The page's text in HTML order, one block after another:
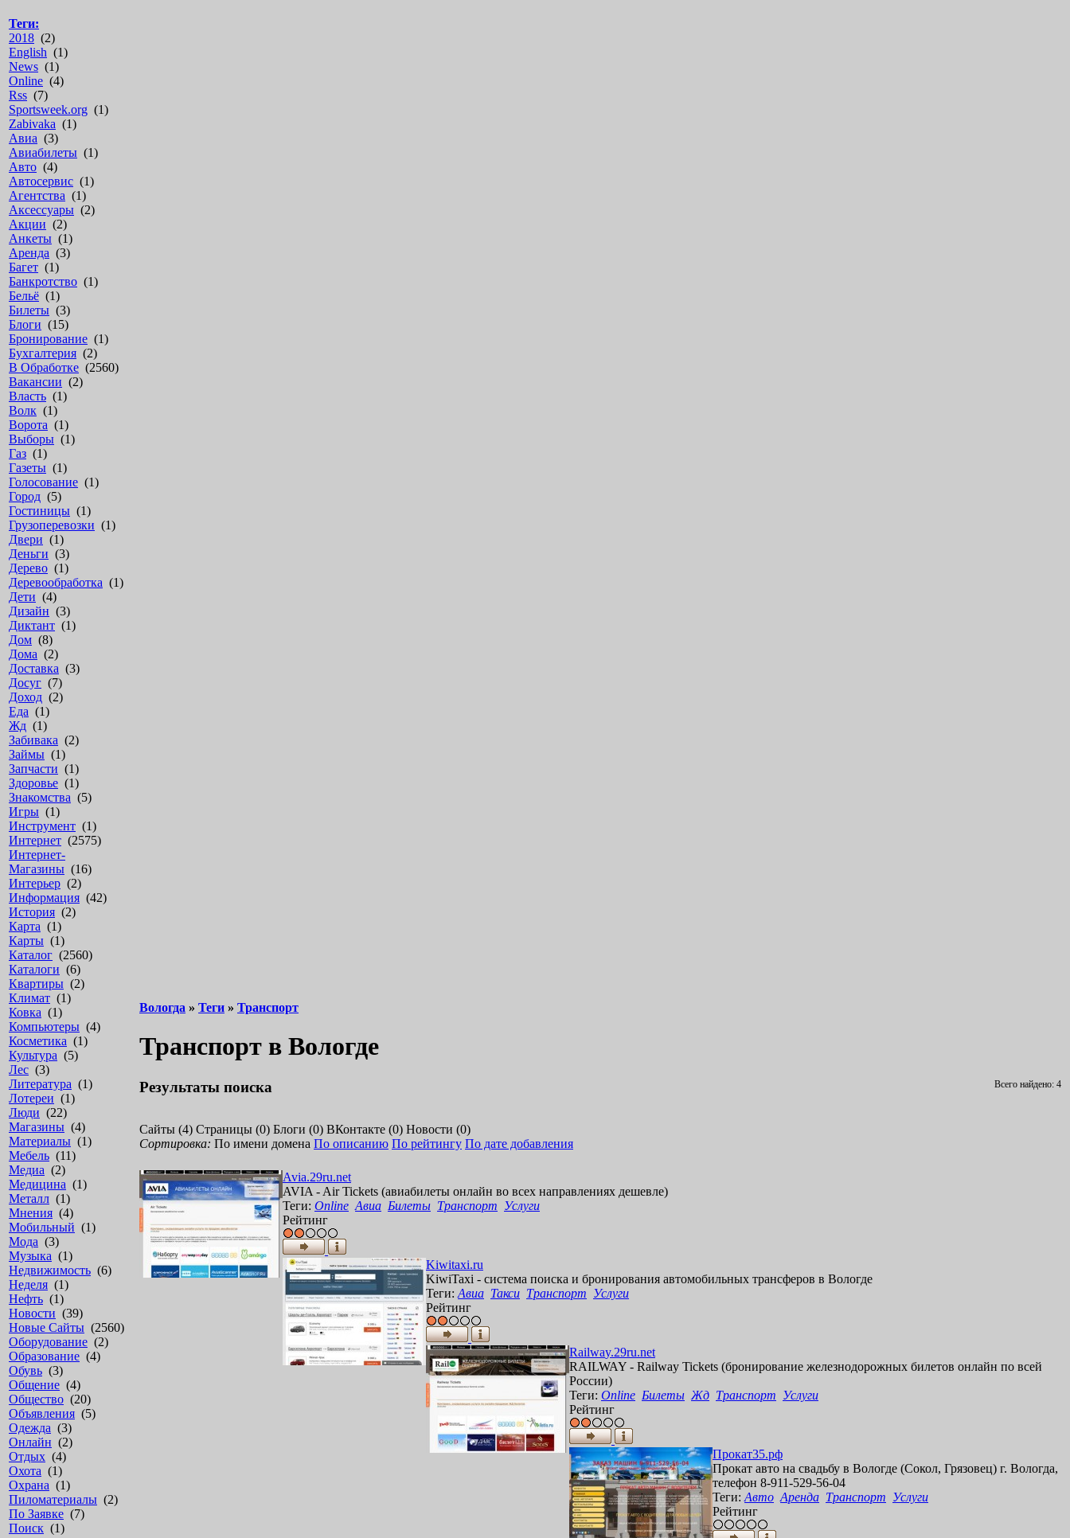
Теги:
2018 (2)
English (1)
News (1)
Online (4)
Rss (7)
Sportsweek.org (1)
Zabivaka (1)
Авиа (3)
Авиабилеты (1)
Авто (4)
Автосервис (1)
Агентства (1)
Аксессуары (2)
Акции (2)
Анкеты (1)
Аренда (3)
Багет (1)
Банкротство (1)
Бельё (1)
Билеты (3)
Блоги (15)
Бронирование (1)
Бухгалтерия (2)
В Обработке (2560)
Вакансии (2)
Власть (1)
Волк (1)
Ворота (1)
Выборы (1)
Газ (1)
Газеты (1)
Голосование (1)
Город (5)
Гостиницы (1)
Грузоперевозки (1)
Двери (1)
Деньги (3)
Дерево (1)
Деревообработка (1)
Дети (4)
Дизайн (3)
Диктант (1)
Дом (8)
Дома (2)
Доставка (3)
Досуг (7)
Доход (2)
Еда (1)
Жд (1)
Забивака (2)
Займы (1)
Запчасти (1)
Здоровье (1)
Знакомства (5)
Игры (1)
Инструмент (1)
Интернет (2575)
Интернет-
Магазины (16)
Интерьер (2)
Информация (42)
История (2)
Карта (1)
Карты (1)
Каталог (2560)
Каталоги (6)
Квартиры (2)
Климат (1)
Ковка (1)
Компьютеры (4)
Косметика (1)
Культура (5)
Лес (3)
Литература (1)
Лотереи (1)
Люди (22)
Магазины (4)
Материалы (1)
Мебель (11)
Медиа (2)
Медицина (1)
Металл (1)
Мнения (4)
Мобильный (1)
Мода (3)
Музыка (1)
Недвижимость (6)
Неделя (1)
Нефть (1)
Новости (39)
Новые Сайты (2560)
Оборудование (2)
Образование (4)
Обувь (3)
Общение (4)
Общество (20)
Объявления (5)
Одежда (3)
Онлайн (2)
Отдых (4)
Охота (1)
Охрана (1)
Пиломатериалы (2)
По Заявке (7)
Поиск (1)
Вологда » Теги » Транспорт
Транспорт в Вологде
Всего найдено: 4
Результаты поиска
Сайты (4) Страницы (0) Блоги (0) ВКонтакте (0) Новости (0)
Сортировка: По имени домена По описанию По рейтингу По дате добавления
Avia.29ru.net
AVIA - Air Tickets (авиабилеты онлайн во всех направлениях дешевле)
Теги: Online Авиа Билеты Транспорт Услуги
Рейтинг
Kiwitaxi.ru
KiwiTaxi - система поиска и бронирования автомобильных трансферов в Вологде
Теги: Авиа Такси Транспорт Услуги
Рейтинг
Railway.29ru.net
RAILWAY - Railway Tickets (бронирование железнодорожных билетов онлайн по всей
России)
Теги: Online Билеты Жд Транспорт Услуги
Рейтинг
Прокат35.рф
Прокат авто на свадьбу в Вологде (Сокол, Грязовец) г. Вологда,
телефон 8-911-529-56-04
Теги: Авто Аренда Транспорт Услуги
Рейтинг